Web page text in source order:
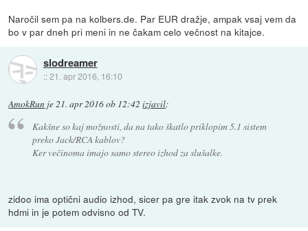
Naročil sem pa na kolbers.de. Par EUR dražje, ampak vsaj vem da
bo v par dneh pri meni in ne čakam celo večnost na kitajce.
slodreamer
::21. apr 2016, 16:10
AmokRun je21. apr 2016 ob 12:42 izjavil:
Kakšne so kaj možnosti, da na tako škatlo priklopim 5.1 sistem
preko Jack/RCA kablov?
Ker večinoma imajo samo stereo izhod za slušalke.
zidoo ima optični audio izhod, sicer pa gre itak zvok na tv prek
hdmi in je potem odvisno od TV.